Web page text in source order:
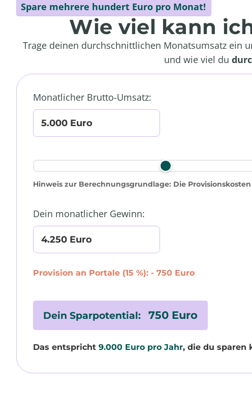
Spare mehrere hundert Euro pro Monat!
Wie viel kann
Trage deinen durchschnittlichen Monatsumsatz ein
und wie viel du
Monatlicher Brutto-Umsatz:
5.000 Euro
Hinweis zur Berechnungsgrundlage: Die
Dein monatlicher Gewinn:
4.250 Euro
Provision an Portale (15 %): - 750 Euro
Dein Sparpotential: 750 Euro
Das entspricht 9.000 Euro pro Jahr, die du sparen